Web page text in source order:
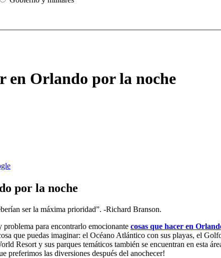
en Orlando por la noche
por la noche
ser la máxima prioridad”. -Richard Branson.
para encontrarlo emocionante cosas que hacer en
que puedas imaginar: el Océano Atlántico con sus playas, el
Resort y sus parques temáticos también se encuentran en esta
preferimos las diversiones después del anochecer!